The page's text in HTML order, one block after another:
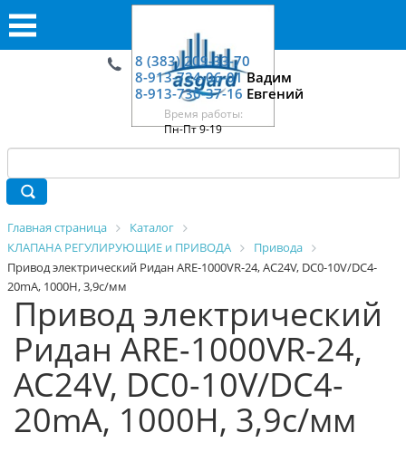
8 (383) 209-33-70
8-913-724-06-01Вадим
8-913-730-37-16 Евгений
Время работы:
Пн-Пт 9-19
Главная страница
Каталог
КЛАПАНА РЕГУЛИРУЮЩИЕ и ПРИВОДА
Привода
Привод электрический Ридан ARE-1000VR-24, AC24V, DC0-10V/DC4-
20mA, 1000Н, 3,9с/мм
Привод электрический
Ридан ARE-1000VR-24,
AC24V, DC0-10V/DC4-
20mA, 1000Н, 3,9с/мм